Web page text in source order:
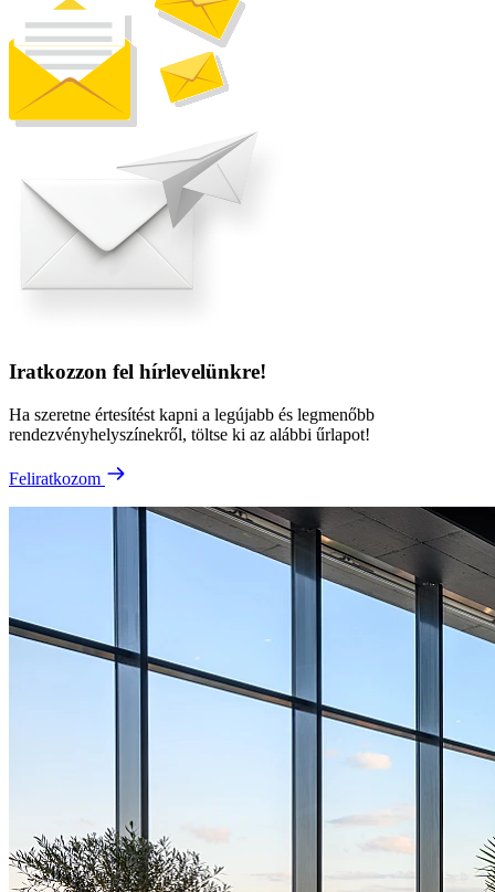
Iratkozzon fel hírlevelünkre!
Ha szeretne értesítést kapni a legújabb és legmenőbb
rendezvényhelyszínekről, töltse ki az alábbi űrlapot!
Feliratkozom